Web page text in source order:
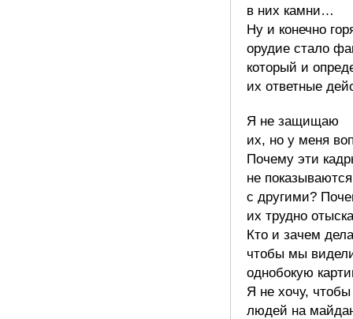
в них камни…
Ну и конечно
орудие стало
который и
их ответные
Я не защищаю
их, но у меня
Почему эти
не
с другими?
их трудно
Кто и зачем
чтобы мы
однобокую
Я не хочу, чтобы
людей на